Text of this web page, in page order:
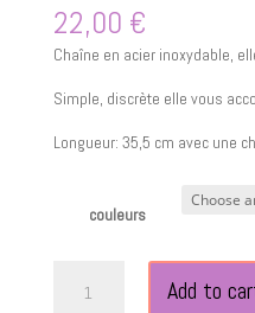
22,00 €
Chaîne en acier inoxydable,
Simple, discrète elle vous
Longueur: 35,5 cm avec une
couleurs
Bertille
Add to